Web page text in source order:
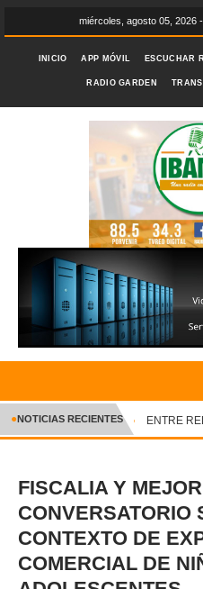
miércoles, agosto 05, 2026
INICIO APP MÓVIL ESCUCHAR
RADIO GARDEN
INICIO
CRÓNICA
DEPORTES
ENTRETENIMIENTO Y
POLICIAL
●NOTICIAS RECIENTES ENTRE
FISCALIA Y
CONVERSATORIO
CONTEXTO DE
COMERCIAL DE